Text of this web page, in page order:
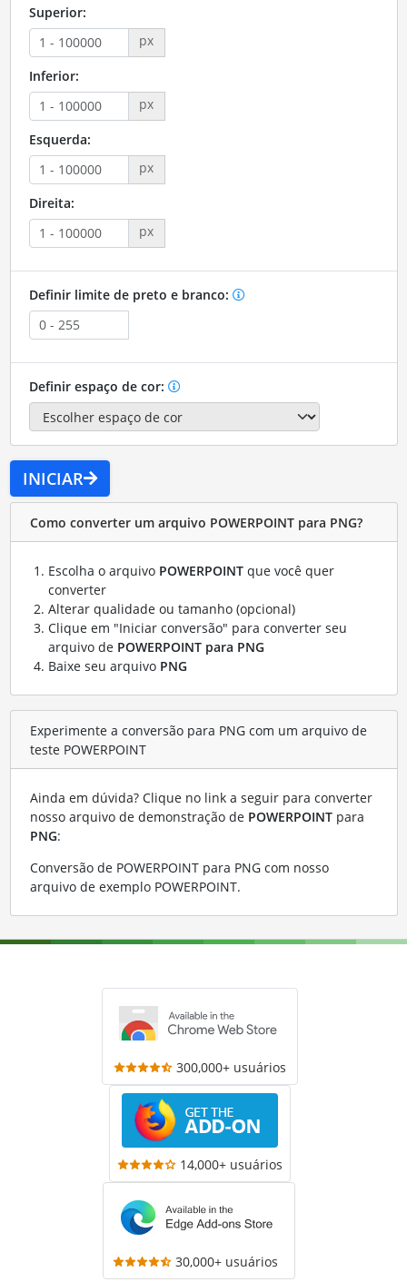
Superior:
px
Inferior:
px
Esquerda:
px
Direita:
px
Definir limite de preto e branco:
Definir espaço de cor:
INICIAR
Como converter um arquivo POWERPOINT para PNG?
Escolha o arquivo POWERPOINTque você quer
converter
Alterar qualidade ou tamanho (opcional)
Clique em "Iniciar conversão" para converter seu
arquivo de POWERPOINT para PNG
Baixe seu arquivo PNG
Experimente a conversão para PNG com um arquivo de
teste POWERPOINT
Ainda em dúvida? Clique no link a seguir para converter
nosso arquivo de demonstração de POWERPOINTpara
PNG:
Conversão de POWERPOINT para PNG com nosso
arquivo de exemplo POWERPOINT.
300,000+ usuários
14,000+ usuários
30,000+ usuários